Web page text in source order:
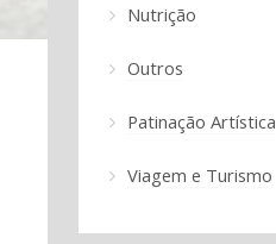
Nutrição
Outros
Patinação Artística
Viagem e Turismo